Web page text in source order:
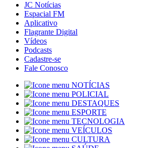
JC Notícias
Espacial FM
Aplicativo
Flagrante Digital
Vídeos
Podcasts
Cadastre-se
Fale Conosco
NOTÍCIAS
POLICIAL
DESTAQUES
ESPORTE
TECNOLOGIA
VEÍCULOS
CULTURA